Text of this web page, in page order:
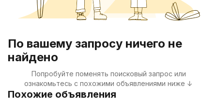
По вашему запросу ничего не
найдено
Попробуйте поменять поисковый запрос или
ознакомьтесь с похожими объявлениями ниже ↓
Похожие объявления